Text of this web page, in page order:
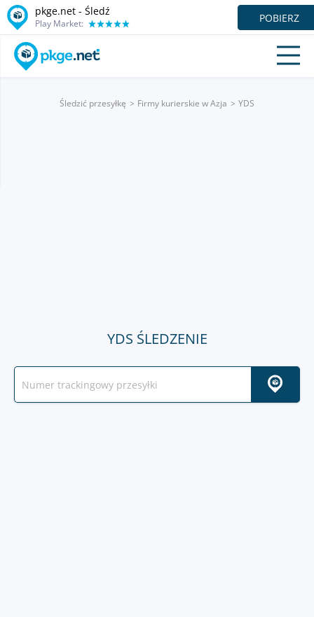
pkge.net - Śledź
Play Market: POBIERZ
Śledzić przesyłkę Firmy kurierskie w Azja YDS
YDS ŚLEDZENIE